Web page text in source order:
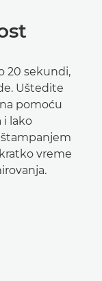
20 sekundi,
Uštedite
pomoću
i lako
vreme